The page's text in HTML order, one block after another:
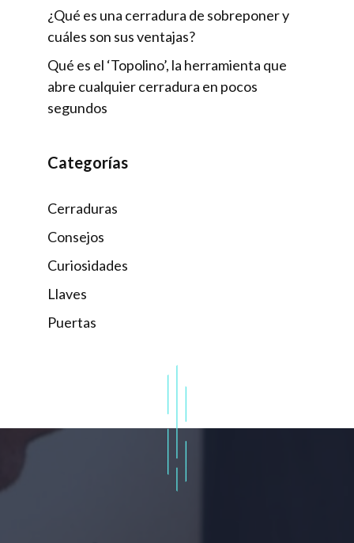
¿Qué es una cerradura de sobreponer y
cuáles son sus ventajas?
Qué es el ‘Topolino’, la herramienta que
abre cualquier cerradura en pocos
segundos
Categorías
Cerraduras
Consejos
Curiosidades
Llaves
Puertas